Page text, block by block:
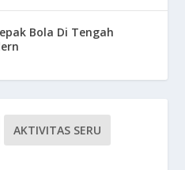
Bola Di Tengah
AKTIVITAS SERU